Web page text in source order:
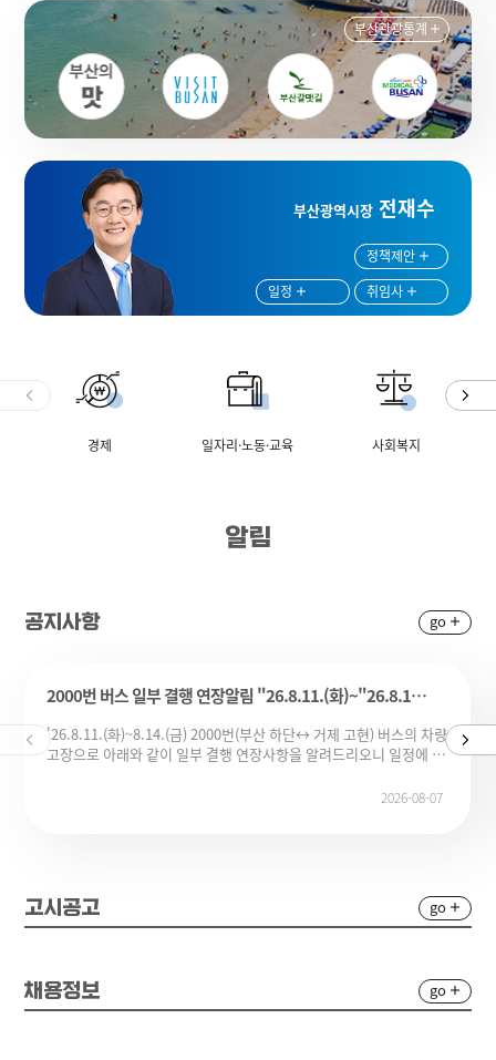
부산관광통계
부산광역시장 전재수
정책제안
일정
취임사
경제 일자리·노동·교육 사회복지
알림
공지사항 go
2000번 버스 일부 결행 연장알림 "26.8.11.(화)~"26.8.14.(금)
'26.8.11.(화)~8.14.(금) 2000번(부산 하단↔ 거제 고현) 버스의 차량
고장으로 아래와 같이 일부 결행 연장사항을 알려드리오니 일정에 참
12:10, 16:45, 20:50) , 거제 고현발(09:40, 14:30, 18:55,
고현발(08:10, 13:05, 17:35, 21:30)동남여객(주) 차량의 고장(수소
연료 소모량 문제)으로 인한 제작사 A/S상태로 일부 결행이 이어지는
상황입니다. 불편을 드려 죄송합니다.결행시 부득이 다음 차량을 이
송사업조합, 동남여객
2026-08-07
고시공고 go
채용정보 go